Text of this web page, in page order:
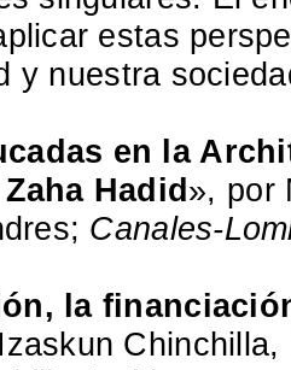
estas
y nuestra
en la
Hadid », por
Canales-
la